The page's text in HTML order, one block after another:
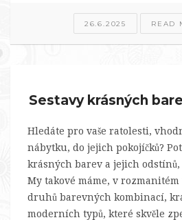
26.6.2025 READ
Sestavy krásných
Hledáte pro vaše ratolesti,
nábytku, do jejich pokojíčků?
krásných barev a jejich
My takové máme, v
druhů barevných kombinací,
moderních typů, které skvěle